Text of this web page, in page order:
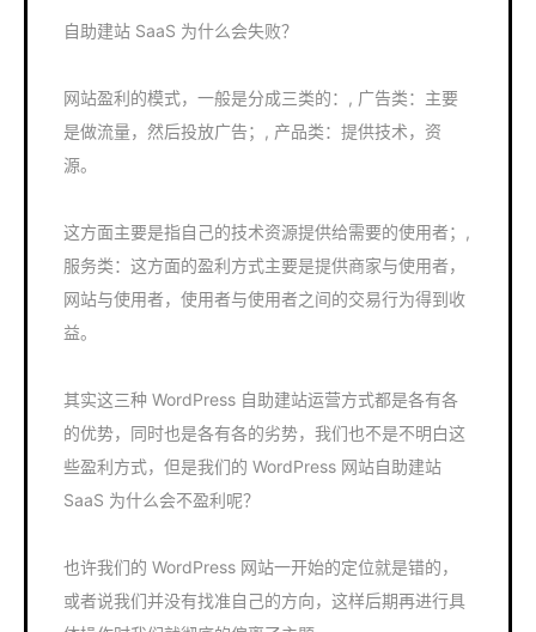
自助建站 SaaS 为什么会失败？
网站盈利的模式，一般是分成三类的：, 广告类：主要
是做流量，然后投放广告；, 产品类：提供技术，资
源。
这方面主要是指自己的技术资源提供给需要的使用者；,
服务类：这方面的盈利方式主要是提供商家与使用者，
网站与使用者，使用者与使用者之间的交易行为得到收
益。
其实这三种 WordPress 自助建站运营方式都是各有各
的优势，同时也是各有各的劣势，我们也不是不明白这
些盈利方式，但是我们的 WordPress 网站自助建站
SaaS 为什么会不盈利呢？
也许我们的 WordPress 网站一开始的定位就是错的，
或者说我们并没有找准自己的方向，这样后期再进行具